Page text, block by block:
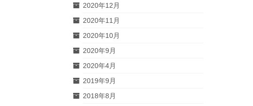
2020年12月
2020年11月
2020年10月
2020年9月
2020年4月
2019年9月
2018年8月